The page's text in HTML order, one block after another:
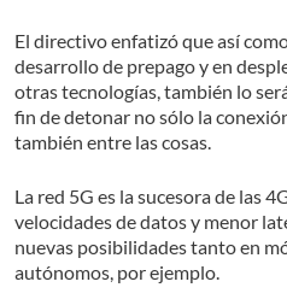
El directivo enfatizó que así
desarrollo de prepago y en
otras tecnologías, también lo
fin de detonar no sólo la
también entre las cosas.
La red 5G es la sucesora de las
velocidades de datos y menor
nuevas posibilidades tanto en
autónomos, por ejemplo.